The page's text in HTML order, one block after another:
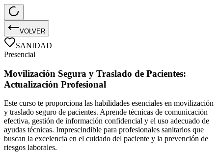
VOLVER
SANIDAD
Presencial
Movilización Segura y Traslado de Pacientes:
Actualización Profesional
Este curso te proporciona las habilidades esenciales en movilización
y traslado seguro de pacientes. Aprende técnicas de comunicación
efectiva, gestión de información confidencial y el uso adecuado de
ayudas técnicas. Imprescindible para profesionales sanitarios que
buscan la excelencia en el cuidado del paciente y la prevención de
riesgos laborales.